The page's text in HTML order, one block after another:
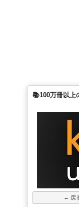
📚100万冊以
← 戻